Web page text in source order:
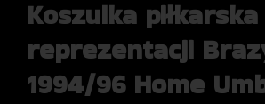
Koszulka piłkarska
reprezentacji
1994/96 Home